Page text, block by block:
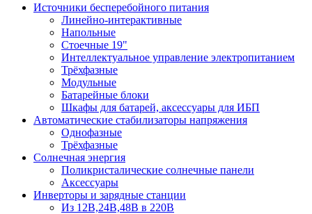
Источники бесперебойного питания
Линейно-интерактивные
Напольные
Стоечные 19"
Интеллектуальное управление электропитанием
Трёхфазные
Модульные
Батарейные блоки
Шкафы для батарей, аксессуары для ИБП
Автоматические стабилизаторы напряжения
Однофазные
Трёхфазные
Солнечная энергия
Поликристалические солнечные панели
Аксессуары
Инверторы и зарядные станции
Из 12В,24В,48В в 220В